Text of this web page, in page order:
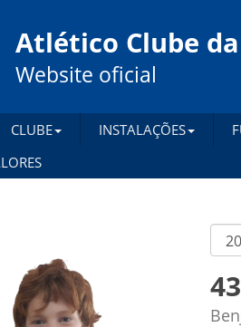
Atlético Clube
Website oficial
CLUBE INSTALAÇÕES